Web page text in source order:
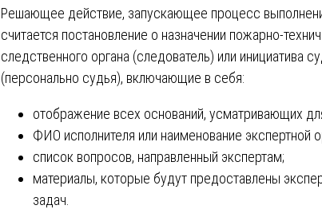
Решающее действие, запускающее процесс
считается постановление о назначении пожарно-
следственного органа (следователь) или инициатива
(персонально судья), включающие в себя:
отображение всех оснований, усматривающих
ФИО исполнителя или наименование экспертной
список вопросов, направленный экспертам;
материалы, которые будут предоставлены
задач.